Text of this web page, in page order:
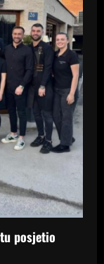
posjetio